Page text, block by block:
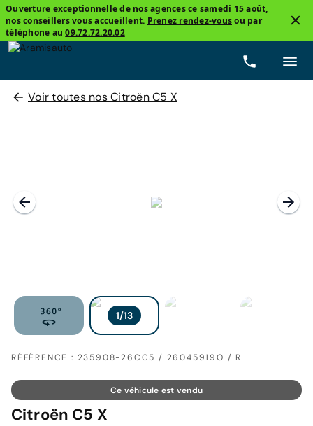
Ouverture exceptionnelle de nos agences ce samedi 15 août,
nos conseillers vous accueillent. Prenez rendez-vousou par
téléphone au09.72.72.20.02
Voir toutes nos Citroën C5 X
RÉFÉRENCE : 235908-26CC5 / 26045919O / R
Ce véhicule est vendu
Citroën C5 X